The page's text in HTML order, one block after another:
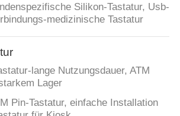
Silikon-Tastatur, Usb-
medizinische Tastatur
lange Nutzungsdauer, ATM
Lager
Pin-Tastatur, einfache Installation